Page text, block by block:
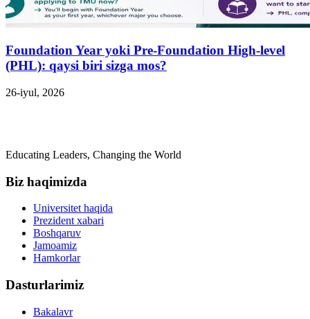
Foundation Year yoki Pre-Foundation High-level
(PHL): qaysi biri sizga mos?
26-iyul, 2026
Educating Leaders, Changing the World
Biz haqimizda
Universitet haqida
Prezident xabari
Boshqaruv
Jamoamiz
Hamkorlar
Dasturlarimiz
Bakalavr